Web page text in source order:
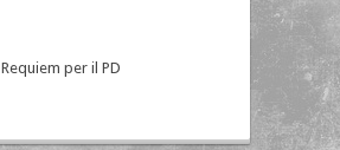
Requiem per il PD